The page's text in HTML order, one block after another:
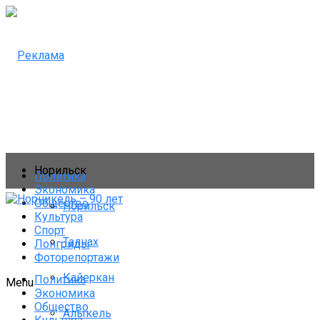
Политика
Экономика
Общество
Культура
Спорт
Лонгриды
Фоторепортажи
Menu
Норильск
Норильск
Талнах
Кайеркан
Алыкель
Политика
Экономика
Общество